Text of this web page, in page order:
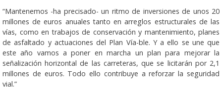
“Mantenemos -ha precisado- un ritmo de inversiones de unos 20
millones de euros anuales tanto en arreglos estructurales de las
vías, como en trabajos de conservación y mantenimiento, planes
de asfaltado y actuaciones del Plan Vía-ble. Y a ello se une que
este año vamos a poner en marcha un plan para mejorar la
señalización horizontal de las carreteras, que se licitarán por 2,1
millones de euros. Todo ello contribuye a reforzar la seguridad
vial.”